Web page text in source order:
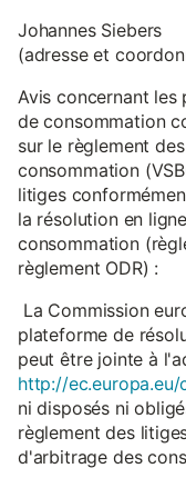
Johannes Siebers
(adresse et
Avis concernant
de consommation
sur le règlement
consommation
litiges
la résolution en
consommation
règlement ODR) :
La Commission
plateforme de
peut être jointe à
http://ec.europa.eu/
ni disposés ni
règlement des
d'arbitrage des